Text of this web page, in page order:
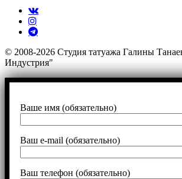
© 2008-2026 Студия татуажа Галины
Индустрия"
Ваше имя (обязательно)
Ваш e-mail (обязательно)
Ваш телефон (обязательно)